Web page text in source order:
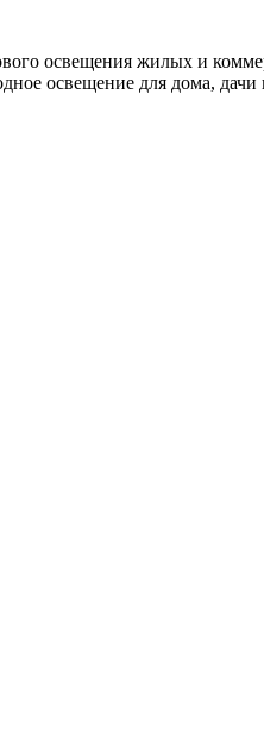
освещения жилых и
освещение для дома, дачи